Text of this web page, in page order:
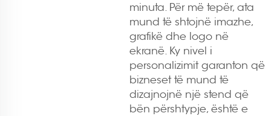
minuta. Për më tepër, ata
mund të shtojnë imazhe,
grafikë dhe logo në
ekranë. Ky nivel i
personalizimit garanton që
bizneset të mund të
dizajnojnë një stend që
bën përshtypje, është e